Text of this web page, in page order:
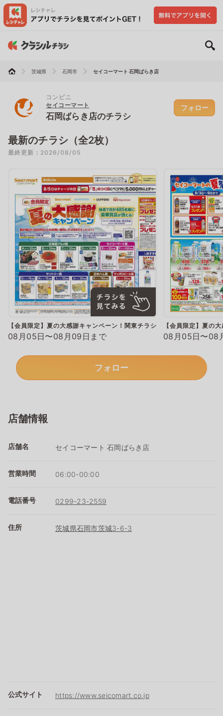
茨城県 石岡市 セイコーマート 石岡ばらき店
コンビニ
セイコーマート
石岡ばらき店のチラシ
フォロー
最新のチラシ（全2枚）
最終更新：2026/08/05
【会員限定】夏の大感謝キャンペーン！関東チラシ
08月05日〜08月09日まで
【会員限定】夏の
08月05日〜08
フォロー
店舗情報
店舗名 セイコーマート 石岡ばらき店
営業時間 06:00-00:00
電話番号 0299-23-2559
住所 茨城県石岡市茨城3-6-3
公式サイト https://www.seicomart.co.jp